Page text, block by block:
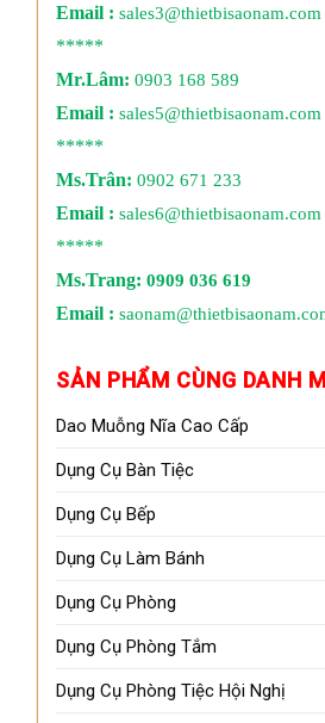
Email : sales3@thietbisaonam.com
*****
Mr.Lâm: 0903 168 589
Email : sales5@thietbisaonam.com
*****
Ms.Trân: 0902 671 233
Email : sales6@thietbisaonam.com
*****
Ms.Trang: 0909 036 619
Email :
SẢN PHẨM CÙNG DANH
Dao Muỗng Nĩa Cao Cấp
Dụng Cụ Bàn Tiệc
Dụng Cụ Bếp
Dụng Cụ Làm Bánh
Dụng Cụ Phòng
Dụng Cụ Phòng Tắm
Dụng Cụ Phòng Tiệc Hội Nghị